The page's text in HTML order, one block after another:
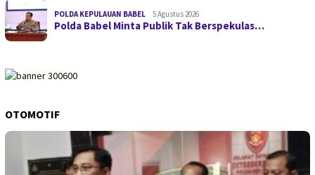
POLDA KEPULAUAN BABEL 5 Agustus 2026
Polda Babel Minta Publik Tak Berspekulas…
OTOMOTIF